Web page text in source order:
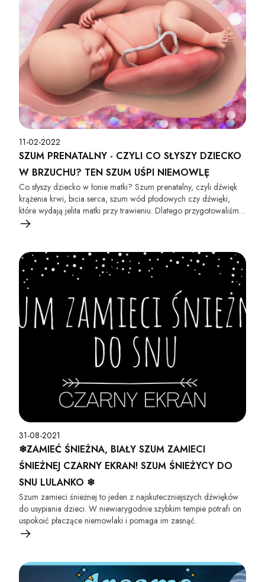
11-02-2022
SZUM PRENATALNY - CZYLI CO SŁYSZY DZIECKO
W BRZUCHU? TEN SZUM UŚPI NIEMOWLĘ
Co słyszy dziecko w łonie matki? Szum prenatalny, czyli dźwięk
krążenia krwi, bicia serca, szum wód płodowych czy dźwięki,
które wydają jelita matki przy trawieniu. Dlatego przygotowaliśmy
film z szumem, który przypomni dziecku te dźwięki.
31-08-2021
❄︎ZAMIEĆ ŚNIEŻNA, BIAŁY SZUM ZAMIECI
ŚNIEŻNEJ CZARNY EKRAN! SZUM ŚNIEŻYCY DO
SNU LULANKO ❄︎
Szum zamieci śnieżnej to jeden z najskuteczniejszych dźwięków
do usypiania dzieci. W niewiarygodnie szybkim tempie potrafi on
uspokoić płaczące niemowlaki i pomaga im zasnąć.